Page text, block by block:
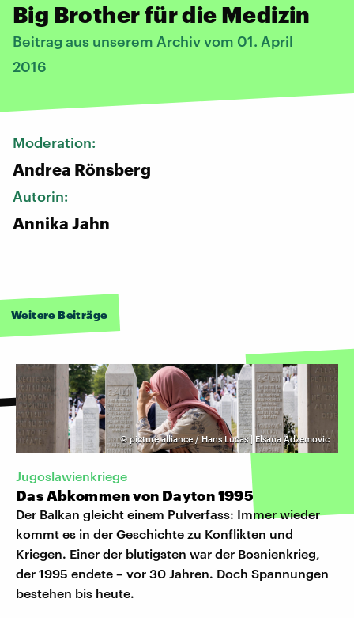
Big Brother für die Medizin
Beitrag aus unserem Archiv vom 01. April
2016
Moderation:
Andrea Rönsberg
Autorin:
Annika Jahn
Weitere Beiträge
©picture alliance / Hans Lucas | Elsana Adzemovic
Jugoslawienkriege
Das Abkommen von Dayton 1995
Der Balkan gleicht einem Pulverfass: Immer wieder
kommt es in der Geschichte zu Konflikten und
Kriegen. Einer der blutigsten war der Bosnienkrieg,
der 1995 endete – vor 30 Jahren. Doch Spannungen
bestehen bis heute.